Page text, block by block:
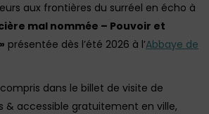
aux frontières du surréel en écho à
mal nommée – Pouvoir et
présentée dès l’été 2026 à l’Abbaye de
dans le billet de visite de
& accessible gratuitement en ville,